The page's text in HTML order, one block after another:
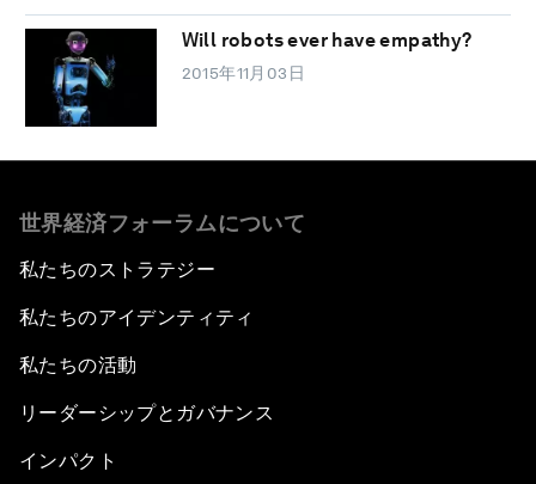
Will robots ever have empathy?
2015年11月03日
世界経済フォーラムについて
私たちのストラテジー
私たちのアイデンティティ
私たちの活動
リーダーシップとガバナンス
インパクト